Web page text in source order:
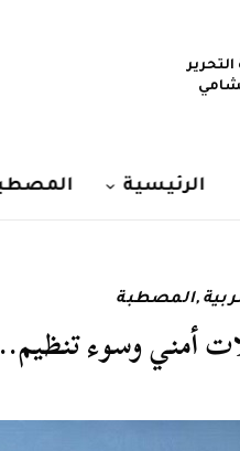
الرئيسية
,المصطبة
أمني وسوء تنظيم..